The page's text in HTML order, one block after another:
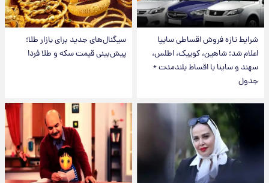
شرایط تازه فروش اقساطی سایپا
اعلام شد؛ شاهین، کوییک، اطلس،
سهند و ساینا با اقساط بلندمدت +
جدول
سیگنال‌های جدید برای بازار طلا؛
پیش‌بینی قیمت سکه و طلا فردا